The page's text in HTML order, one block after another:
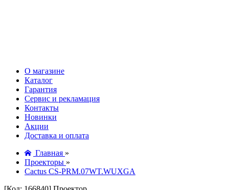
О магазине
Каталог
Гарантия
Сервис и рекламация
Контакты
Новинки
Акции
Доставка и оплата
Главная »
Проекторы »
Cactus CS-PRM.07WT.WUXGA